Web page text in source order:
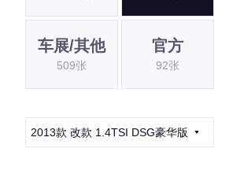
车展/其他
509张
官方
92张
2013款 改款 1.4TSI DSG豪华版